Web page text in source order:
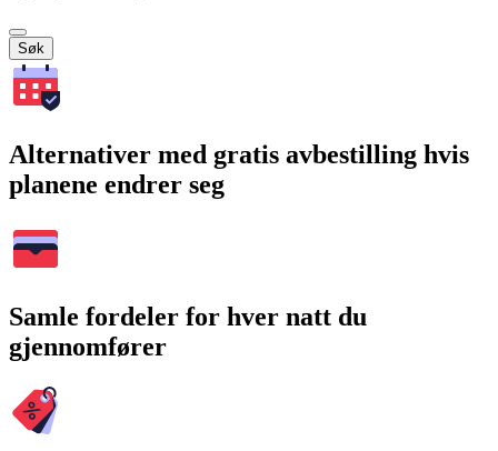
Søk
Alternativer med gratis avbestilling hvis
planene endrer seg
Samle fordeler for hver natt du
gjennomfører